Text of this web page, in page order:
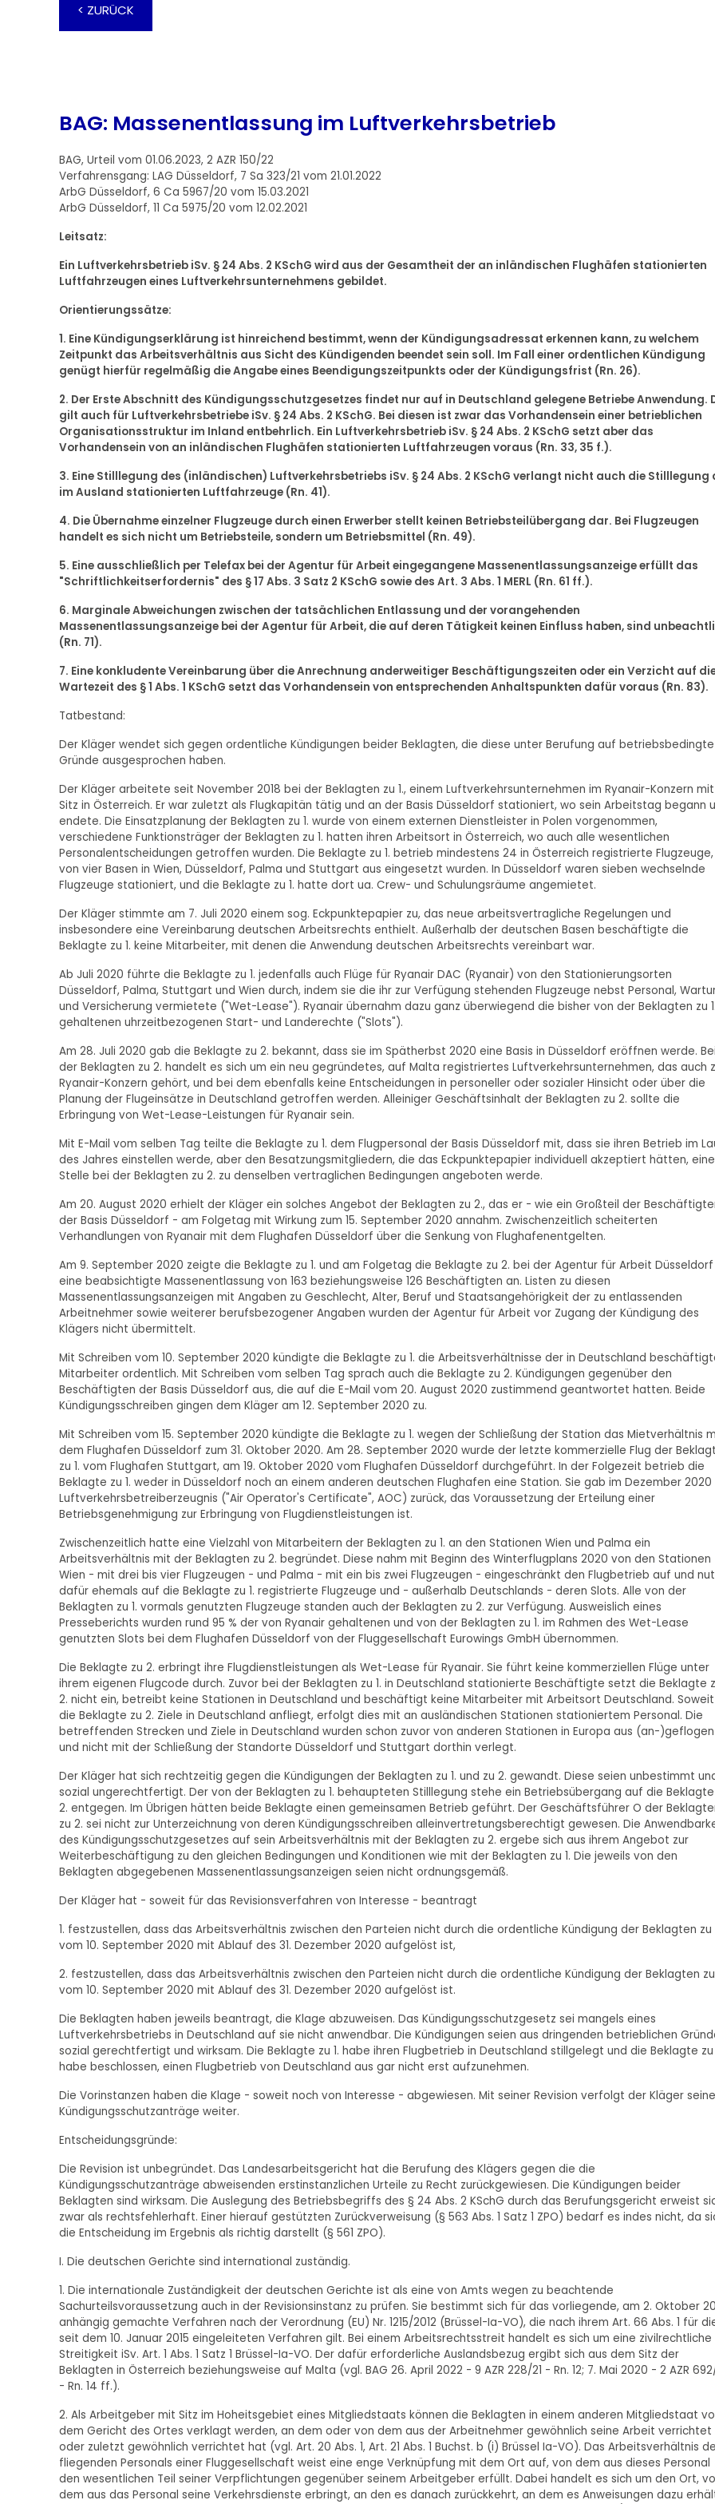
< ZURÜCK
BAG: Massenentlassung im Luftverkehrsbetrieb
BAG, Urteil vom 01.06.2023, 2 AZR 150/22
Verfahrensgang: LAG Düsseldorf, 7 Sa 323/21 vom 21.01.2022
ArbG Düsseldorf, 6 Ca 5967/20 vom 15.03.2021
ArbG Düsseldorf, 11 Ca 5975/20 vom 12.02.2021
Leitsatz:
Ein Luftverkehrsbetrieb iSv. § 24 Abs. 2 KSchG wird aus der Gesamtheit der an inländischen Flughäfen stationierten
Luftfahrzeugen eines Luftverkehrsunternehmens gebildet.
Orientierungssätze:
1. Eine Kündigungserklärung ist hinreichend bestimmt, wenn der Kündigungsadressat erkennen kann, zu welchem
Zeitpunkt das Arbeitsverhältnis aus Sicht des Kündigenden beendet sein soll. Im Fall einer ordentlichen Kündigung
genügt hierfür regelmäßig die Angabe eines Beendigungszeitpunkts oder der Kündigungsfrist (Rn. 26).
2. Der Erste Abschnitt des Kündigungsschutzgesetzes findet nur auf in Deutschland gelegene Betriebe Anwendung.
gilt auch für Luftverkehrsbetriebe iSv. § 24 Abs. 2 KSchG. Bei diesen ist zwar das Vorhandensein einer betrieblichen
Organisationsstruktur im Inland entbehrlich. Ein Luftverkehrsbetrieb iSv. § 24 Abs. 2 KSchG setzt aber das
Vorhandensein von an inländischen Flughäfen stationierten Luftfahrzeugen voraus (Rn. 33, 35 f.).
3. Eine Stilllegung des (inländischen) Luftverkehrsbetriebs iSv. § 24 Abs. 2 KSchG verlangt nicht auch die Stilllegung
im Ausland stationierten Luftfahrzeuge (Rn. 41).
4. Die Übernahme einzelner Flugzeuge durch einen Erwerber stellt keinen Betriebsteilübergang dar. Bei Flugzeugen
handelt es sich nicht um Betriebsteile, sondern um Betriebsmittel (Rn. 49).
5. Eine ausschließlich per Telefax bei der Agentur für Arbeit eingegangene Massenentlassungsanzeige erfüllt das
"Schriftlichkeitserfordernis" des § 17 Abs. 3 Satz 2 KSchG sowie des Art. 3 Abs. 1 MERL (Rn. 61 ff.).
6. Marginale Abweichungen zwischen der tatsächlichen Entlassung und der vorangehenden
Massenentlassungsanzeige bei der Agentur für Arbeit, die auf deren Tätigkeit keinen Einfluss haben, sind
(Rn. 71).
7. Eine konkludente Vereinbarung über die Anrechnung anderweitiger Beschäftigungszeiten oder ein Verzicht auf
Wartezeit des § 1 Abs. 1 KSchG setzt das Vorhandensein von entsprechenden Anhaltspunkten dafür voraus (Rn. 83).
Tatbestand:
Der Kläger wendet sich gegen ordentliche Kündigungen beider Beklagten, die diese unter Berufung auf betriebsbedingte
Gründe ausgesprochen haben.
Der Kläger arbeitete seit November 2018 bei der Beklagten zu 1., einem Luftverkehrsunternehmen im Ryanair-Konzern mit
Sitz in Österreich. Er war zuletzt als Flugkapitän tätig und an der Basis Düsseldorf stationiert, wo sein Arbeitstag begann
endete. Die Einsatzplanung der Beklagten zu 1. wurde von einem externen Dienstleister in Polen vorgenommen,
verschiedene Funktionsträger der Beklagten zu 1. hatten ihren Arbeitsort in Österreich, wo auch alle wesentlichen
Personalentscheidungen getroffen wurden. Die Beklagte zu 1. betrieb mindestens 24 in Österreich registrierte
von vier Basen in Wien, Düsseldorf, Palma und Stuttgart aus eingesetzt wurden. In Düsseldorf waren sieben wechselnde
Flugzeuge stationiert, und die Beklagte zu 1. hatte dort ua. Crew- und Schulungsräume angemietet.
Der Kläger stimmte am 7. Juli 2020 einem sog. Eckpunktepapier zu, das neue arbeitsvertragliche Regelungen und
insbesondere eine Vereinbarung deutschen Arbeitsrechts enthielt. Außerhalb der deutschen Basen beschäftigte die
Beklagte zu 1. keine Mitarbeiter, mit denen die Anwendung deutschen Arbeitsrechts vereinbart war.
Ab Juli 2020 führte die Beklagte zu 1. jedenfalls auch Flüge für Ryanair DAC (Ryanair) von den Stationierungsorten
Düsseldorf, Palma, Stuttgart und Wien durch, indem sie die ihr zur Verfügung stehenden Flugzeuge nebst Personal,
und Versicherung vermietete ("Wet-Lease"). Ryanair übernahm dazu ganz überwiegend die bisher von der Beklagten zu 1.
gehaltenen uhrzeitbezogenen Start- und Landerechte ("Slots").
Am 28. Juli 2020 gab die Beklagte zu 2. bekannt, dass sie im Spätherbst 2020 eine Basis in Düsseldorf eröffnen werde. Bei
der Beklagten zu 2. handelt es sich um ein neu gegründetes, auf Malta registriertes Luftverkehrsunternehmen, das auch
Ryanair-Konzern gehört, und bei dem ebenfalls keine Entscheidungen in personeller oder sozialer Hinsicht oder über die
Planung der Flugeinsätze in Deutschland getroffen werden. Alleiniger Geschäftsinhalt der Beklagten zu 2. sollte die
Erbringung von Wet-Lease-Leistungen für Ryanair sein.
Mit E-Mail vom selben Tag teilte die Beklagte zu 1. dem Flugpersonal der Basis Düsseldorf mit, dass sie ihren Betrieb im
des Jahres einstellen werde, aber den Besatzungsmitgliedern, die das Eckpunktepapier individuell akzeptiert hätten, eine
Stelle bei der Beklagten zu 2. zu denselben vertraglichen Bedingungen angeboten werde.
Am 20. August 2020 erhielt der Kläger ein solches Angebot der Beklagten zu 2., das er - wie ein Großteil der
der Basis Düsseldorf - am Folgetag mit Wirkung zum 15. September 2020 annahm. Zwischenzeitlich scheiterten
Verhandlungen von Ryanair mit dem Flughafen Düsseldorf über die Senkung von Flughafenentgelten.
Am 9. September 2020 zeigte die Beklagte zu 1. und am Folgetag die Beklagte zu 2. bei der Agentur für Arbeit Düsseldorf
eine beabsichtigte Massenentlassung von 163 beziehungsweise 126 Beschäftigten an. Listen zu diesen
Massenentlassungsanzeigen mit Angaben zu Geschlecht, Alter, Beruf und Staatsangehörigkeit der zu entlassenden
Arbeitnehmer sowie weiterer berufsbezogener Angaben wurden der Agentur für Arbeit vor Zugang der Kündigung des
Klägers nicht übermittelt.
Mit Schreiben vom 10. September 2020 kündigte die Beklagte zu 1. die Arbeitsverhältnisse der in Deutschland
Mitarbeiter ordentlich. Mit Schreiben vom selben Tag sprach auch die Beklagte zu 2. Kündigungen gegenüber den
Beschäftigten der Basis Düsseldorf aus, die auf die E-Mail vom 20. August 2020 zustimmend geantwortet hatten. Beide
Kündigungsschreiben gingen dem Kläger am 12. September 2020 zu.
Mit Schreiben vom 15. September 2020 kündigte die Beklagte zu 1. wegen der Schließung der Station das Mietverhältnis
dem Flughafen Düsseldorf zum 31. Oktober 2020. Am 28. September 2020 wurde der letzte kommerzielle Flug der
zu 1. vom Flughafen Stuttgart, am 19. Oktober 2020 vom Flughafen Düsseldorf durchgeführt. In der Folgezeit betrieb die
Beklagte zu 1. weder in Düsseldorf noch an einem anderen deutschen Flughafen eine Station. Sie gab im Dezember 2020
Luftverkehrsbetreiberzeugnis ("Air Operator's Certificate", AOC) zurück, das Voraussetzung der Erteilung einer
Betriebsgenehmigung zur Erbringung von Flugdienstleistungen ist.
Zwischenzeitlich hatte eine Vielzahl von Mitarbeitern der Beklagten zu 1. an den Stationen Wien und Palma ein
Arbeitsverhältnis mit der Beklagten zu 2. begründet. Diese nahm mit Beginn des Winterflugplans 2020 von den Stationen
Wien - mit drei bis vier Flugzeugen - und Palma - mit ein bis zwei Flugzeugen - eingeschränkt den Flugbetrieb auf und
dafür ehemals auf die Beklagte zu 1. registrierte Flugzeuge und - außerhalb Deutschlands - deren Slots. Alle von der
Beklagten zu 1. vormals genutzten Flugzeuge standen auch der Beklagten zu 2. zur Verfügung. Ausweislich eines
Presseberichts wurden rund 95 % der von Ryanair gehaltenen und von der Beklagten zu 1. im Rahmen des Wet-Lease
genutzten Slots bei dem Flughafen Düsseldorf von der Fluggesellschaft Eurowings GmbH übernommen.
Die Beklagte zu 2. erbringt ihre Flugdienstleistungen als Wet-Lease für Ryanair. Sie führt keine kommerziellen Flüge unter
ihrem eigenen Flugcode durch. Zuvor bei der Beklagten zu 1. in Deutschland stationierte Beschäftigte setzt die Beklagte
2. nicht ein, betreibt keine Stationen in Deutschland und beschäftigt keine Mitarbeiter mit Arbeitsort Deutschland. Soweit
die Beklagte zu 2. Ziele in Deutschland anfliegt, erfolgt dies mit an ausländischen Stationen stationiertem Personal. Die
betreffenden Strecken und Ziele in Deutschland wurden schon zuvor von anderen Stationen in Europa aus (an-)geflogen
und nicht mit der Schließung der Standorte Düsseldorf und Stuttgart dorthin verlegt.
Der Kläger hat sich rechtzeitig gegen die Kündigungen der Beklagten zu 1. und zu 2. gewandt. Diese seien unbestimmt
sozial ungerechtfertigt. Der von der Beklagten zu 1. behaupteten Stilllegung stehe ein Betriebsübergang auf die Beklagte
2. entgegen. Im Übrigen hätten beide Beklagte einen gemeinsamen Betrieb geführt. Der Geschäftsführer O der
zu 2. sei nicht zur Unterzeichnung von deren Kündigungsschreiben alleinvertretungsberechtigt gewesen. Die
des Kündigungsschutzgesetzes auf sein Arbeitsverhältnis mit der Beklagten zu 2. ergebe sich aus ihrem Angebot zur
Weiterbeschäftigung zu den gleichen Bedingungen und Konditionen wie mit der Beklagten zu 1. Die jeweils von den
Beklagten abgegebenen Massenentlassungsanzeigen seien nicht ordnungsgemäß.
Der Kläger hat - soweit für das Revisionsverfahren von Interesse - beantragt
1. festzustellen, dass das Arbeitsverhältnis zwischen den Parteien nicht durch die ordentliche Kündigung der Beklagten zu
vom 10. September 2020 mit Ablauf des 31. Dezember 2020 aufgelöst ist,
2. festzustellen, dass das Arbeitsverhältnis zwischen den Parteien nicht durch die ordentliche Kündigung der Beklagten
vom 10. September 2020 mit Ablauf des 31. Dezember 2020 aufgelöst ist.
Die Beklagten haben jeweils beantragt, die Klage abzuweisen. Das Kündigungsschutzgesetz sei mangels eines
Luftverkehrsbetriebs in Deutschland auf sie nicht anwendbar. Die Kündigungen seien aus dringenden betrieblichen
sozial gerechtfertigt und wirksam. Die Beklagte zu 1. habe ihren Flugbetrieb in Deutschland stillgelegt und die Beklagte zu
habe beschlossen, einen Flugbetrieb von Deutschland aus gar nicht erst aufzunehmen.
Die Vorinstanzen haben die Klage - soweit noch von Interesse - abgewiesen. Mit seiner Revision verfolgt der Kläger seine
Kündigungsschutzanträge weiter.
Entscheidungsgründe:
Die Revision ist unbegründet. Das Landesarbeitsgericht hat die Berufung des Klägers gegen die die
Kündigungsschutzanträge abweisenden erstinstanzlichen Urteile zu Recht zurückgewiesen. Die Kündigungen beider
Beklagten sind wirksam. Die Auslegung des Betriebsbegriffs des § 24 Abs. 2 KSchG durch das Berufungsgericht erweist
zwar als rechtsfehlerhaft. Einer hierauf gestützten Zurückverweisung (§ 563 Abs. 1 Satz 1 ZPO) bedarf es indes nicht, da
die Entscheidung im Ergebnis als richtig darstellt (§ 561 ZPO).
I. Die deutschen Gerichte sind international zuständig.
1. Die internationale Zuständigkeit der deutschen Gerichte ist als eine von Amts wegen zu beachtende
Sachurteilsvoraussetzung auch in der Revisionsinstanz zu prüfen. Sie bestimmt sich für das vorliegende, am 2. Oktober
anhängig gemachte Verfahren nach der Verordnung (EU) Nr. 1215/2012 (Brüssel-Ia-VO), die nach ihrem Art. 66 Abs. 1 für
seit dem 10. Januar 2015 eingeleiteten Verfahren gilt. Bei einem Arbeitsrechtsstreit handelt es sich um eine zivilrechtliche
Streitigkeit iSv. Art. 1 Abs. 1 Satz 1 Brüssel-Ia-VO. Der dafür erforderliche Auslandsbezug ergibt sich aus dem Sitz der
Beklagten in Österreich beziehungsweise auf Malta (vgl. BAG 26. April 2022 - 9 AZR 228/21 - Rn. 12; 7. Mai 2020 - 2 AZR
- Rn. 14 ff.).
2. Als Arbeitgeber mit Sitz im Hoheitsgebiet eines Mitgliedstaats können die Beklagten in einem anderen Mitgliedstaat
dem Gericht des Ortes verklagt werden, an dem oder von dem aus der Arbeitnehmer gewöhnlich seine Arbeit verrichtet
oder zuletzt gewöhnlich verrichtet hat (vgl. Art. 20 Abs. 1, Art. 21 Abs. 1 Buchst. b (i) Brüssel Ia-VO). Das Arbeitsverhältnis
fliegenden Personals einer Fluggesellschaft weist eine enge Verknüpfung mit dem Ort auf, von dem aus dieses Personal
den wesentlichen Teil seiner Verpflichtungen gegenüber seinem Arbeitgeber erfüllt. Dabei handelt es sich um den Ort,
dem aus das Personal seine Verkehrsdienste erbringt, an den es danach zurückkehrt, an dem es Anweisungen dazu